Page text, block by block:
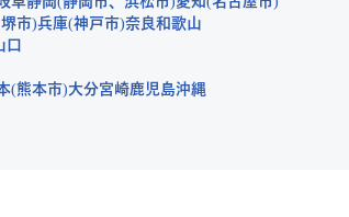
堺市 兵庫 神戸市 奈良和歌山
口
熊本市 大分宮崎鹿児島沖縄